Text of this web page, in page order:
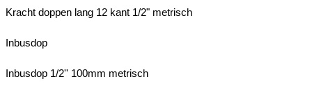
Kracht doppen lang 12 kant 1/2" metrisch
Inbusdop
Inbusdop 1/2'' 100mm metrisch